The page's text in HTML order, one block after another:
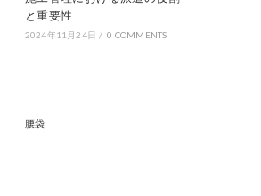
と重要性
2024年11月24日 / 0 COMMENTS
腰袋